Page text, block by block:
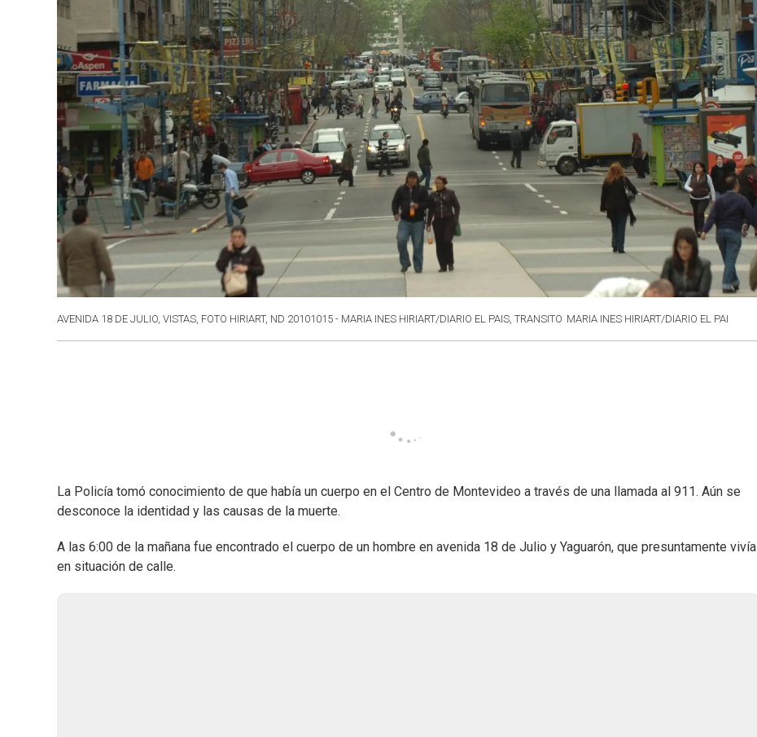
AVENIDA 18 DE JULIO, VISTAS, FOTO HIRIART, ND 20101015 - MARIA INES HIRIART/DIARIO EL PAIS, TRANSITO MARIA INES HIRIART/DIARIO EL PAI
La Policía tomó conocimiento de que había un cuerpo en el Centro de Montevideo a través de una llamada al 911. Aún se
desconoce la identidad y las causas de la muerte.
A las 6:00 de la mañana fue encontrado el cuerpo de un hombre en avenida 18 de Julio y Yaguarón, que presuntamente vivía
en situación de calle.